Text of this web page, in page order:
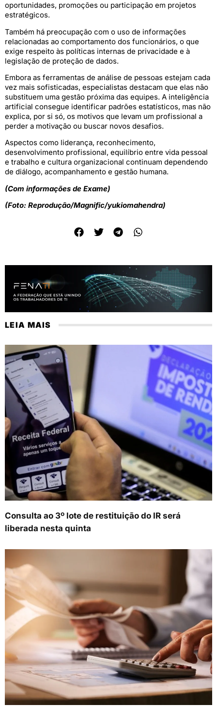
oportunidades, promoções ou participação em projetos
estratégicos.
Também há preocupação com o uso de informações
relacionadas ao comportamento dos funcionários, o que
exige respeito às políticas internas de privacidade e à
legislação de proteção de dados.
Embora as ferramentas de análise de pessoas estejam cada
vez mais sofisticadas, especialistas destacam que elas não
substituem uma gestão próxima das equipes. A inteligência
artificial consegue identificar padrões estatísticos, mas não
explica, por si só, os motivos que levam um profissional a
perder a motivação ou buscar novos desafios.
Aspectos como liderança, reconhecimento,
desenvolvimento profissional, equilíbrio entre vida pessoal
e trabalho e cultura organizacional continuam dependendo
de diálogo, acompanhamento e gestão humana.
(Com informações de Exame)
(Foto: Reprodução/Magnific/yukiomahendra)
LEIA MAIS
Consulta ao 3º lote de restituição do IR será
liberada nesta quinta